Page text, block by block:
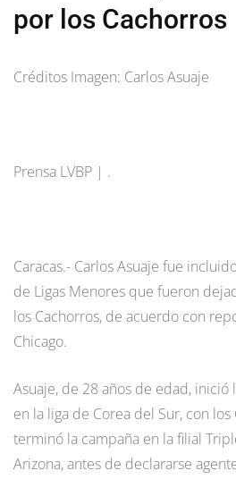
por los Cachorros
Créditos Imagen: Carlos Asuaje
Prensa LVBP | .
Caracas.- Carlos Asuaje fue
de Ligas Menores que fueron
los Cachorros, de acuerdo con
Chicago.
Asuaje, de 28 años de edad,
en la liga de Corea del Sur, con
terminó la campaña en la filial
Arizona, antes de declararse